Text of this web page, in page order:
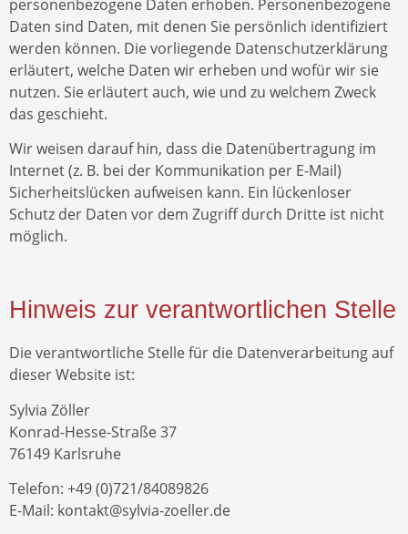
personenbezogene Daten erhoben. Personenbezogene
Daten sind Daten, mit denen Sie persönlich identifiziert
werden können. Die vorliegende Datenschutzerklärung
erläutert, welche Daten wir erheben und wofür wir sie
nutzen. Sie erläutert auch, wie und zu welchem Zweck
das geschieht.
Wir weisen darauf hin, dass die Datenübertragung im
Internet (z. B. bei der Kommunikation per E-Mail)
Sicherheitslücken aufweisen kann. Ein lückenloser
Schutz der Daten vor dem Zugriff durch Dritte ist nicht
möglich.
Hinweis zur verantwortlichen Stelle
Die verantwortliche Stelle für die Datenverarbeitung auf
dieser Website ist:
Sylvia Zöller
Konrad-Hesse-Straße 37
76149 Karlsruhe
Telefon: +49 (0)721/84089826
E-Mail: kontakt@sylvia-zoeller.de